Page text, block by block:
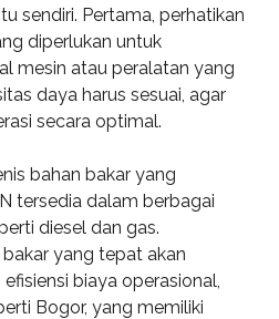
sendiri. Pertama, perhatikan
diperlukan untuk
mesin atau peralatan yang
daya harus sesuai, agar
secara optimal.
bahan bakar yang
tersedia dalam berbagai
diesel dan gas.
yang tepat akan
biaya operasional,
Bogor, yang memiliki